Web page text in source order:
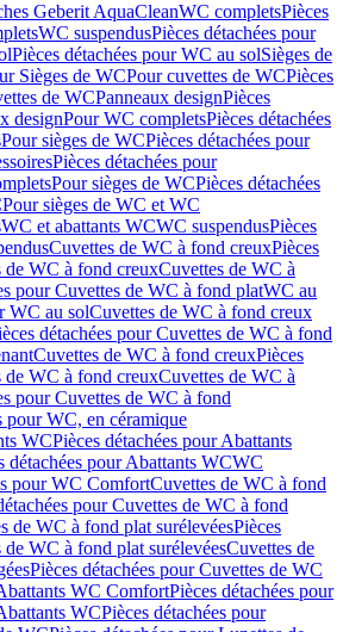
Geberit AquaCleanWC completsPièces
WC suspendusPièces détachées pour
Pièces détachées pour WC au solSièges de
Sièges de WCPour cuvettes de WCPièces
de WCPanneaux designPièces
designPour WC completsPièces détachées
Pour sièges de WCPièces détachées pour
Pièces détachées pour
Pour sièges de WCPièces détachées
Pour sièges de WC et WC
WC et abattants WCWC suspendusPièces
Cuvettes de WC à fond creuxPièces
de WC à fond creuxCuvettes de WC à
pour Cuvettes de WC à fond platWC au
WC au solCuvettes de WC à fond creux
détachées pour Cuvettes de WC à fond
Cuvettes de WC à fond creuxPièces
de WC à fond creuxCuvettes de WC à
pour Cuvettes de WC à fond
pour WC, en céramique
WCPièces détachées pour Abattants
détachées pour Abattants WCWC
pour WC ComfortCuvettes de WC à fond
pour Cuvettes de WC à fond
de WC à fond plat surélevéesPièces
de WC à fond plat surélevéesCuvettes de
Pièces détachées pour Cuvettes de WC
WC ComfortPièces détachées pour
WCPièces détachées pour